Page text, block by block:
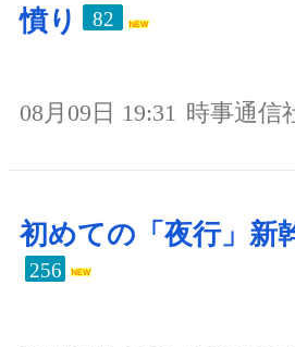
憤り
82
08月09日 19:31 時事通信
初めての「夜行」新
256